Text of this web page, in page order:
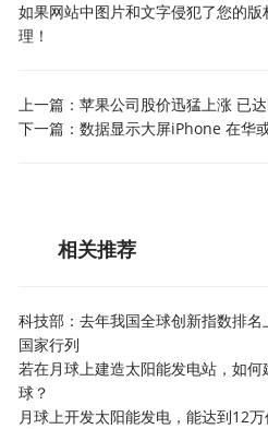
如果网站中图片和文字侵犯了您的
理！
上一篇：苹果公司股价迅猛上涨 已
下一篇：数据显示大屏iPhone 在华
相关推荐
科技部：去年我国全球创新指数排
国家行列
若在月球上建造太阳能发电站，如
球？
月球上开发太阳能发电，能达到12